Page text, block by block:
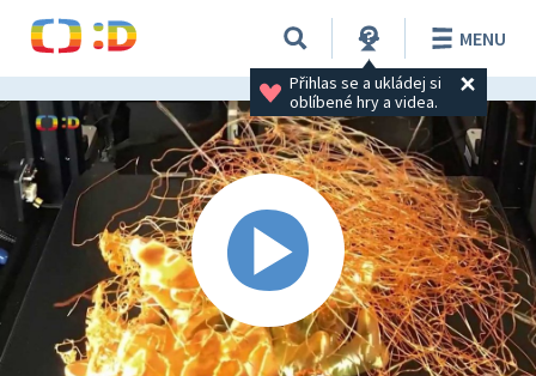
Přihlas se a ukládej si
oblíbené hry a videa.
MENU